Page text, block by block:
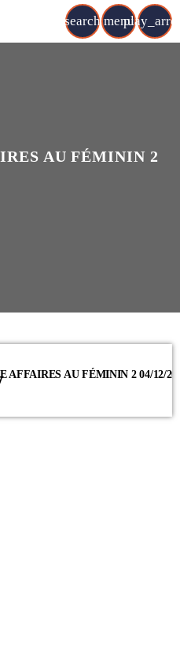
search menu
AU FÉMININ 2
AFFAIRES AU FÉMININ 2 04/12/